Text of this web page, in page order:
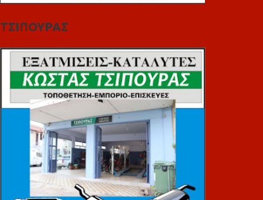
ΤΣΙΠΟΥΡΑΣ